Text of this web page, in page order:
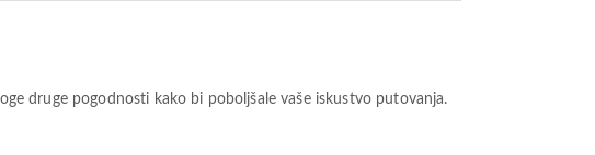
druge pogodnosti kako bi poboljšale vaše iskustvo putovanja.